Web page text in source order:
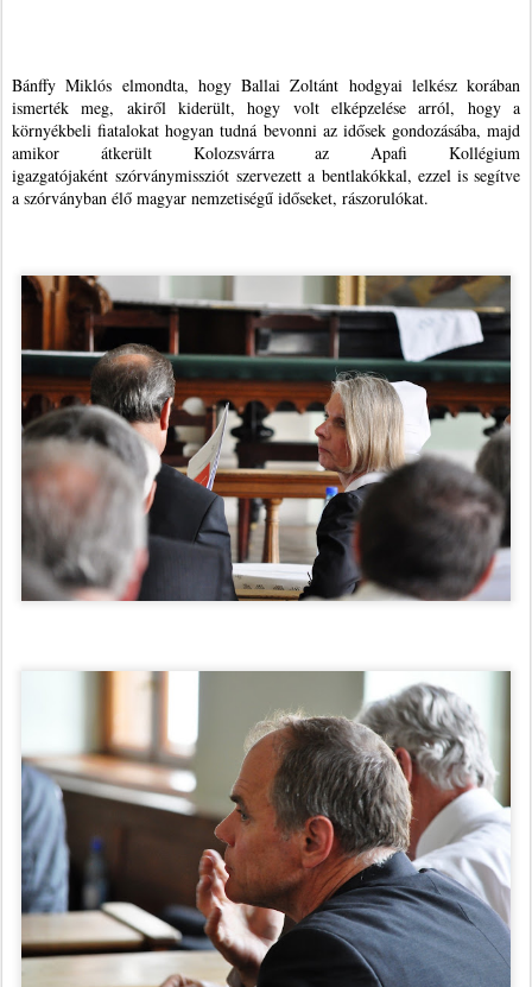
Bánffy Miklós elmondta, hogy Ballai Zoltánt hodgyai lelkész korában
ismerték meg, akiről kiderült, hogy volt elképzelése arról, hogy a
környékbeli fiatalokat hogyan tudná bevonni az idősek gondozásába, majd
amikor átkerült Kolozsvárra az Apafi Kollégium
igazgatójaként szórványmissziót szervezett a bentlakókkal, ezzel is segítve
a szórványban élő magyar nemzetiségű időseket, rászorulókat.